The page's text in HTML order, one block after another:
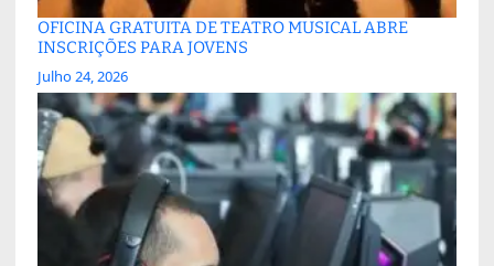
OFICINA GRATUITA DE TEATRO MUSICAL ABRE
INSCRIÇÕES PARA JOVENS
Julho 24, 2026